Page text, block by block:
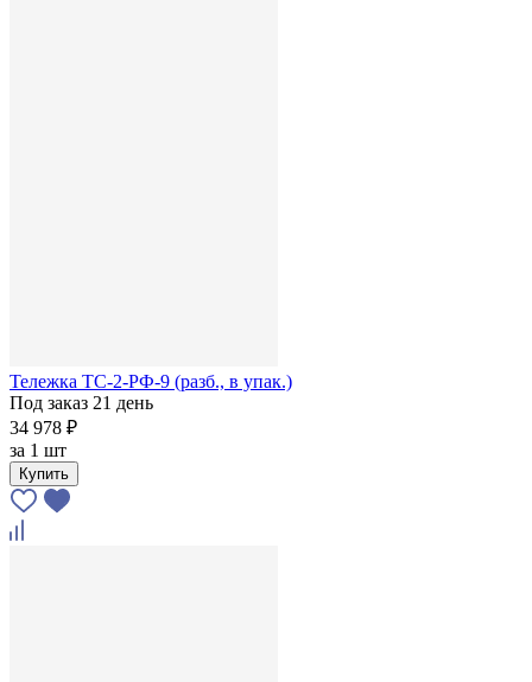
Тележка ТС-2-РФ-9 (разб., в упак.)
Под заказ 21 день
34 978 ₽
за 1 шт
Купить